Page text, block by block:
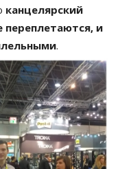
канцелярский
и
.